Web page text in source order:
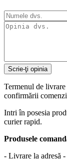
Scrie-ţi opinia
Termenul de
confirmării
Intri în posesia
curier rapid.
Produsele
- Livrare la adresă